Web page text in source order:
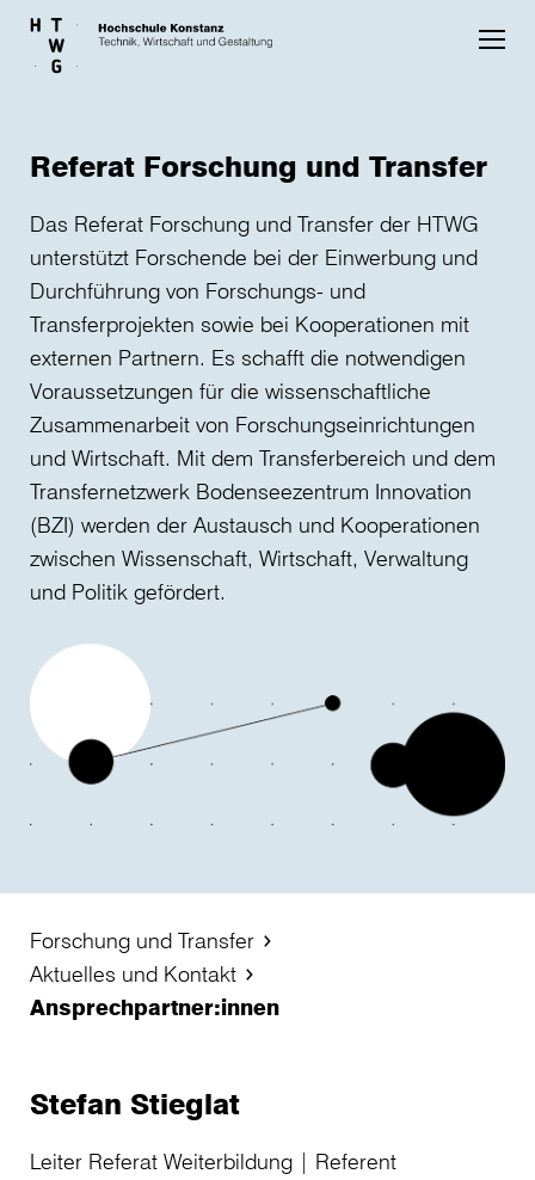
Skip to main content
Referat Forschung und Transfer
Das Referat Forschung und Transfer der HTWG
unterstützt Forschende bei der Einwerbung und
Durchführung von Forschungs- und
Transferprojekten sowie bei Kooperationen mit
externen Partnern. Es schafft die notwendigen
Voraussetzungen für die wissenschaftliche
Zusammenarbeit von Forschungseinrichtungen
und Wirtschaft. Mit dem Transferbereich und dem
Transfernetzwerk Bodenseezentrum Innovation
(BZI) werden der Austausch und Kooperationen
zwischen Wissenschaft, Wirtschaft, Verwaltung
und Politik gefördert.
Forschung und Transfer
Aktuelles und Kontakt
Ansprechpartner:innen
Stefan Stieglat
Leiter Referat Weiterbildung | Referent